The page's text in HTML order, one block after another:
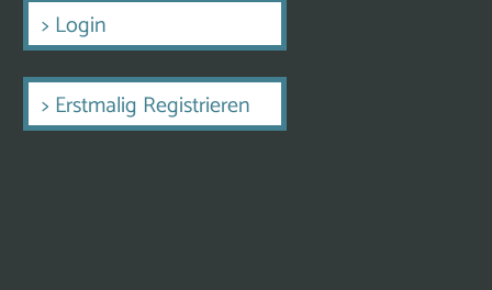
> Login
> Erstmalig Registrieren